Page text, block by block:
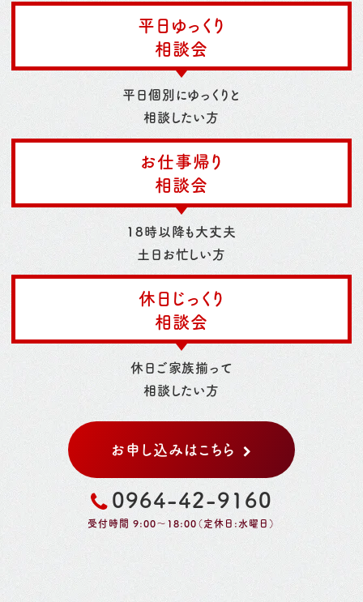
平日ゆっくり
相談会
平日個別にゆっくりと
相談したい方
お仕事帰り
相談会
18時以降も大丈夫
土日お忙しい方
休日じっくり
相談会
休日ご家族揃って
相談したい方
お申し込みはこちら
0964-42-9160
受付時間 9:00～18:00（定休日:水曜日）